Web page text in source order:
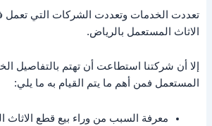
تعددت الخدمات وتعددت الشركات التي
الاثاث المستعمل بالرياض.
إلا أن شركتنا استطاعت أن تهتم بالتفاصيل
المستعمل فمن أهم ما يتم القيام به ما يلي:
معرفة السبب من وراء بيع قطع الاثاث